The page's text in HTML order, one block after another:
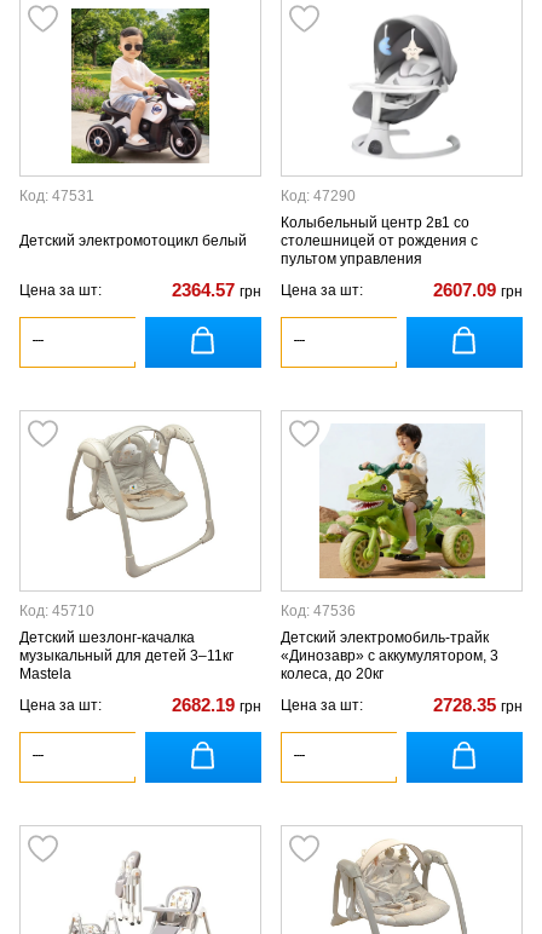
Код: 47531
Детский электромотоцикл белый
Цена за шт: 2364.57 грн
Код: 47290
Колыбельный центр 2в1 со
столешницей от рождения с
пультом управления
Цена за шт:
2607.09 грн
Код: 45710
Детский шезлонг-качалка
музыкальный для детей 3–11кг
Mastela
Цена за шт:
2682.19 грн
Код: 47536
Детский электромобиль-трайк
«Динозавр» с аккумулятором, 3
колеса, до 20кг
Цена за шт:
2728.35 грн